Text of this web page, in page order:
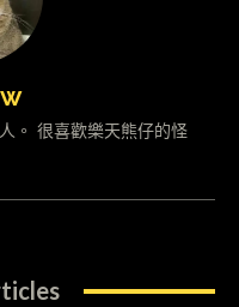
。 很喜歡樂天熊仔的怪